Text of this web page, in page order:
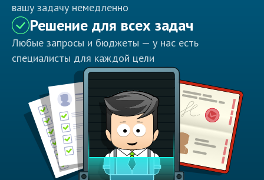
вашу задачу немедленно
Решение для всех задач
Любые запросы и бюджеты — у нас есть
специалисты для каждой цели